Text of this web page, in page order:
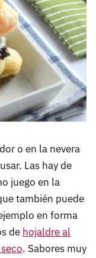
o en la nevera
Las hay de
juego en la
también puede
en forma
de hojaldre al
. Sabores muy